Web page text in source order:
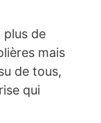
plus de
mais
de tous,
qui